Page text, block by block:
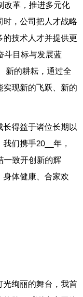
改革，推进多元化
时，公司把人才战略
的技术人才并提供更
斗目标与发展蓝
新的耕耘，通过全
现新的飞跃、新的
得益于诸位长期以
们携手20__年，
一致开创新的辉
身体健康、合家欢
光绚丽的舞台，我首